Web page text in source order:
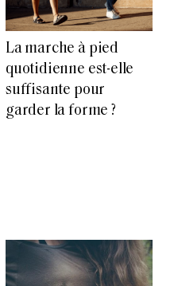
La marche à pied
quotidienne est-elle
suffisante pour
garder la forme ?